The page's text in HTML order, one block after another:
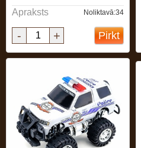
Apraksts Noliktavā:34
- + Pirkt